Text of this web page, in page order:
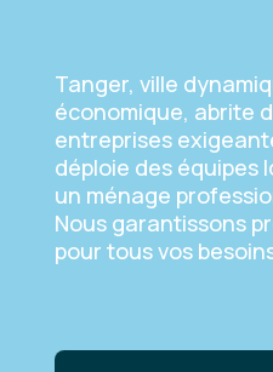
Tanger, ville
économique, abrite
entreprises
déploie des équipes
un ménage
Nous garantissons
pour tous vos